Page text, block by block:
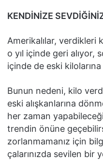
KENDİNİZE
Amerikalılar, verdikleri
o yıl içinde geri alıyor,
içinde de eski
Bunun nedeni, kilo
eski alışkanlarına
her zaman
trendin önüne
zorlanmamanız için
çalarınızda sevilen bir